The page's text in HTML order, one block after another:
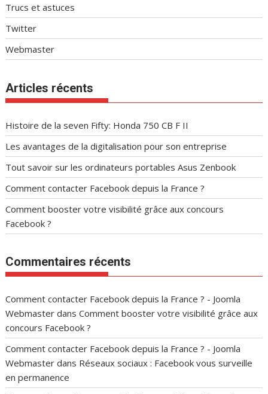
Trucs et astuces
Twitter
Webmaster
Articles récents
Histoire de la seven Fifty: Honda 750 CB F II
Les avantages de la digitalisation pour son entreprise
Tout savoir sur les ordinateurs portables Asus Zenbook
Comment contacter Facebook depuis la France ?
Comment booster votre visibilité grâce aux concours
Facebook ?
Commentaires récents
Comment contacter Facebook depuis la France ? - Joomla
Webmaster dansComment booster votre visibilité grâce aux
concours Facebook ?
Comment contacter Facebook depuis la France ? - Joomla
Webmaster dans Réseaux sociaux : Facebook vous surveille
en permanence